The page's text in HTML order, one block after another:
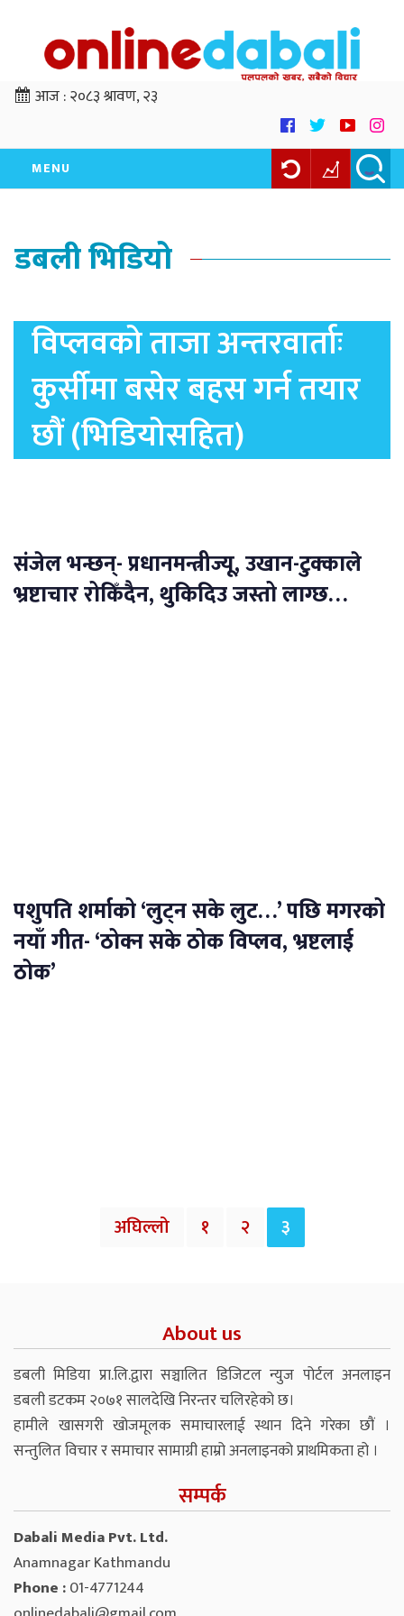
आज :२०८३ श्रावण, २३
MENU
डबली भिडियो
विप्लवको ताजा अन्तरवार्ताः
कुर्सीमा बसेर बहस गर्न तयार
छौं (भिडियोसहित)
संजेल भन्छन्- प्रधानमन्त्रीज्यू, उखान-टुक्काले
भ्रष्टाचार रोकिँदैन, थुकिदिउ जस्तो लाग्छ…
पशुपति शर्माको ‘लुट्‍न सके लुट…’ पछि मगरको
नयाँ गीत- ‘ठोक्न सके ठोक विप्लव, भ्रष्टलाई
ठोक’
अघिल्लो १ २ ३
About us
डबली मिडिया प्रा.लि.द्वारा सञ्चालित डिजिटल न्युज पोर्टल अनलाइन
डबली डटकम २०७१ सालदेखि निरन्तर चलिरहेको छ।
हामीले खासगरी खोजमूलक समाचारलाई स्थान दिने गरेका छौं ।
सन्तुलित विचार र समाचार सामाग्री हाम्रो अनलाइनको प्राथमिकता हो ।
सम्पर्क
Dabali Media Pvt. Ltd.
Anamnagar Kathmandu
Phone :01-4771244